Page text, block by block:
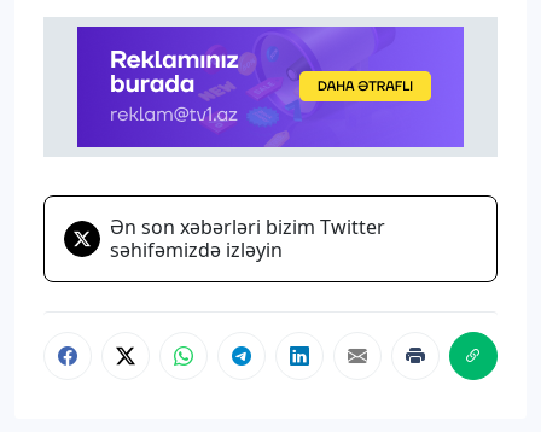
Ən son xəbərləri bizim Twitter
səhifəmizdə izləyin